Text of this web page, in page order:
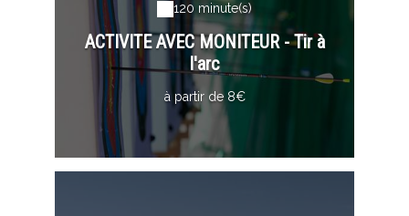
120 minute(s)
ACTIVITE AVEC MONITEUR - Tir à
l'arc
à partir de 8€